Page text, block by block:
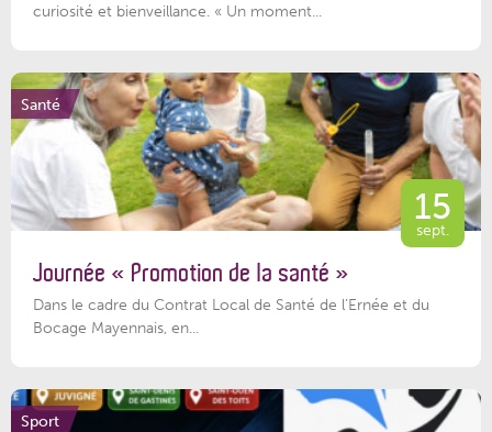
curiosité et bienveillance. « Un moment...
Santé
15
sept.
Journée « Promotion de la santé »
Dans le cadre du Contrat Local de Santé de l’Ernée et du
Bocage Mayennais, en...
Sport